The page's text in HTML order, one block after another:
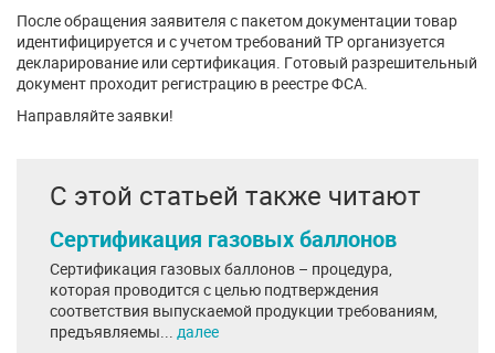
После обращения заявителя с пакетом документации товар
идентифицируется и с учетом требований ТР организуется
декларирование или сертификация. Готовый разрешительный
документ проходит регистрацию в реестре ФСА.
Направляйте заявки!
С этой статьей также читают
Сертификация газовых баллонов
Сертификация газовых баллонов – процедура,
которая проводится с целью подтверждения
соответствия выпускаемой продукции требованиям,
предъявляемы... далее